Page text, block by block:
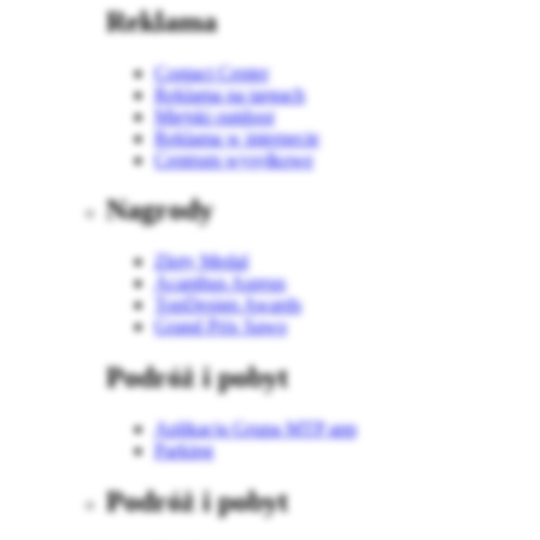
Reklama
Contact Center
Reklama na targach
Miejski outdoor
Reklama w internecie
Centrum wysyłkowe
Nagrody
Złoty Medal
Acanthus Aureus
TopDesign Awards
Grand Prix Sawo
Podróż i pobyt
Aplikacja Grupa MTP app
Parking
Podróż i pobyt